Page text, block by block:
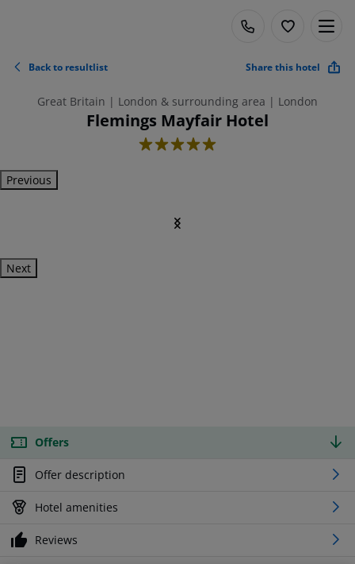
Back to resultlist Share this hotel
Great Britain | London & surrounding area | London
Flemings Mayfair Hotel
5
Previous
Next
Offers
Offer description
Hotel amenities
Reviews